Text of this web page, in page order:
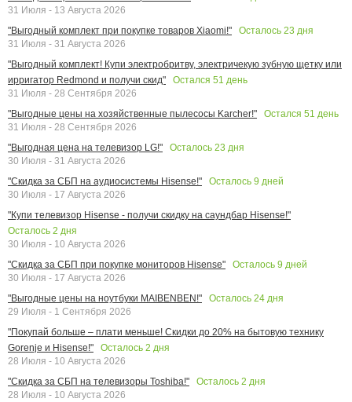
31 Июля - 13 Августа 2026
"Выгодный комплект при покупке товаров Xiaomi!"
Осталось 23 дня
31 Июля - 31 Августа 2026
"Выгодный комплект! Купи электробритву, электричекую зубную щетку или
ирригатор Redmond и получи скид"
Остался 51 день
31 Июля - 28 Сентября 2026
"Выгодные цены на хозяйственные пылесосы Karcher!"
Остался 51 день
31 Июля - 28 Сентября 2026
"Выгодная цена на телевизор LG!"
Осталось 23 дня
30 Июля - 31 Августа 2026
"Скидка за СБП на аудиосистемы Hisense!"
Осталось 9 дней
30 Июля - 17 Августа 2026
"Купи телевизор Hisense - получи скидку на саундбар Hisense!"
Осталось 2 дня
30 Июля - 10 Августа 2026
"Скидка за СБП при покупке мониторов Hisense"
Осталось 9 дней
30 Июля - 17 Августа 2026
"Выгодные цены на ноутбуки MAIBENBEN!"
Осталось 24 дня
29 Июля - 1 Сентября 2026
"Покупай больше – плати меньше! Скидки до 20% на бытовую технику
Gorenje и Hisense!"
Осталось 2 дня
28 Июля - 10 Августа 2026
"Скидка за СБП на телевизоры Toshiba!"
Осталось 2 дня
28 Июля - 10 Августа 2026